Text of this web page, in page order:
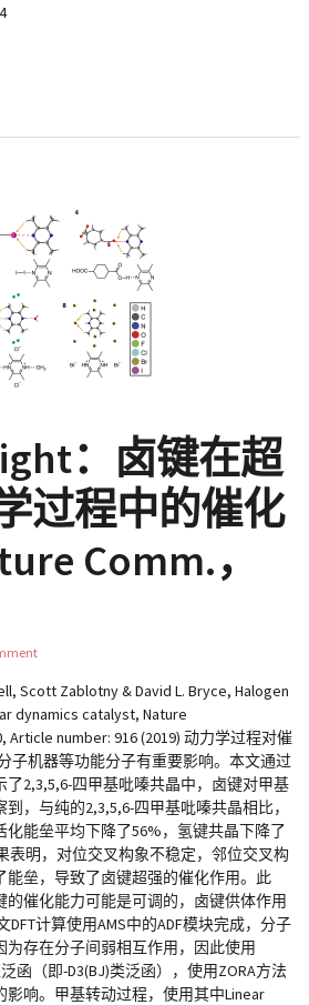
：卤键在超
过程中的催化
Comm.，
Scott Zablotny & David L. Bryce, Halogen
dynamics catalyst, Nature
Article number: 916 (2019) 动力学过程对催
子机器等功能分子有重要影响。本文通过
2,3,5,6-四甲基吡嗪共晶中，卤键对甲基
，与纯的2,3,5,6-四甲基吡嗪共晶相比，
化能垒平均下降了56%，氢键共晶下降了
表明，对位交叉构象不稳定，邻位交叉构
能垒，导致了卤键超强的催化作用。此
催化能力可能是可调的，卤键供体作用
计算使用AMS中的ADF模块完成，分子
存在分子间弱相互作用，因此使用
函（即-D3(BJ)类泛函），使用ZORA方法
响。甲基转动过程，使用其中Linear